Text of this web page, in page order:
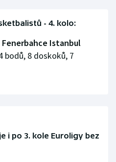
- 4. kolo:
Istanbul
bodů, 8 doskoků, 7
i po 3. kole Euroligy bez